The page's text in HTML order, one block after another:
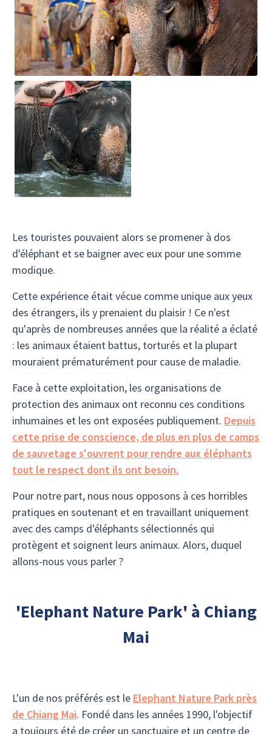
Les touristes pouvaient alors se promener à dos
d'éléphant et se baigner avec eux pour une somme
modique.
Cette expérience était vécue comme unique aux yeux
des étrangers, ils y prenaient du plaisir ! Ce n'est
qu'après de nombreuses années que la réalité a éclaté
: les animaux étaient battus, torturés et la plupart
mouraient prématurément pour cause de maladie.
Face à cette exploitation, les organisations de
protection des animaux ont reconnu ces conditions
inhumaines et les ont exposées publiquement. Depuis
cette prise de conscience, de plus en plus de camps
de sauvetage s'ouvrent pour rendre aux éléphants
tout le respect dont ils ont besoin.
Pour notre part, nous nous opposons à ces horribles
pratiques en soutenant et en travaillant uniquement
avec des camps d'éléphants sélectionnés qui
protègent et soignent leurs animaux. Alors, duquel
allons-nous vous parler ?
'Elephant Nature Park' à Chiang
Mai
L'un de nos préférés est le Elephant Nature Park près
de Chiang Mai. Fondé dans les années 1990, l'objectif
a toujours été de créer un sanctuaire et un centre de